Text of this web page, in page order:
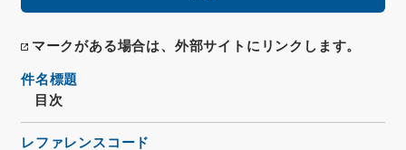
マークがある場合は、外部サイトにリンクします。
件名標題
目次
レファレンスコード